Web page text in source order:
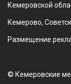
Кемеровской
Кемерово,
Размещение
© Кемеровские